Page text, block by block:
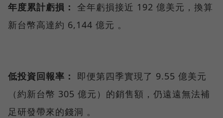
年度累計虧損：
全年虧損接近 192 億美元，換算
新台幣高達約 6,144 億元 。
低投資回報率：
即便第四季實現了 9.55 億美元
（約新台幣 305 億元）的銷售額，仍遠遠無法補
足研發帶來的錢洞 。